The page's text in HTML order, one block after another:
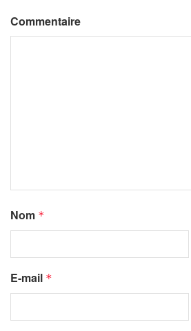
Commentaire
Nom *
E-mail *